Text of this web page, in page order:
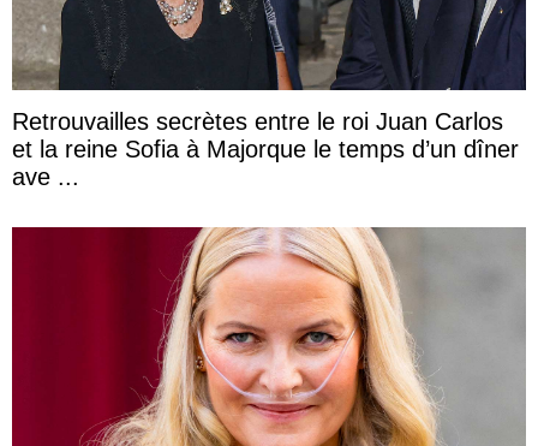
Retrouvailles secrètes entre le roi Juan Carlos
et la reine Sofia à Majorque le temps d’un dîner
ave ...